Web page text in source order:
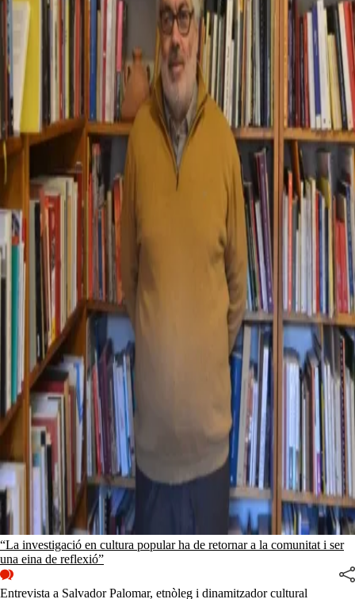
“La investigació en cultura popular ha de retornar a la comunitat i ser
una eina de reflexió”
Entrevista a Salvador Palomar, etnòleg i dinamitzador cultural